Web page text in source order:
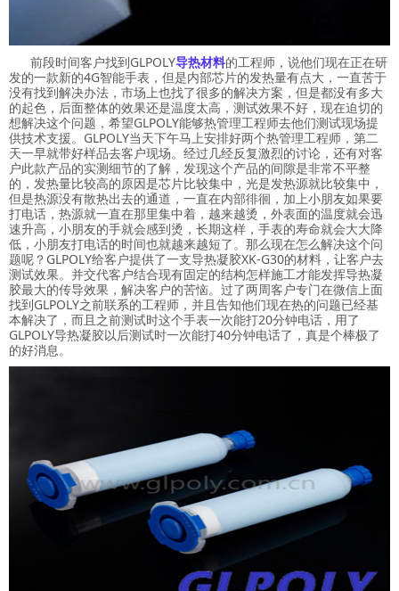
前段时间客户找到GLPOLY导热材料的工程师，说他们现在正在研
发的一款新的4G智能手表，但是内部芯片的发热量有点大，一直苦于
没有找到解决办法，市场上也找了很多的解决方案，但是都没有多大
的起色，后面整体的效果还是温度太高，测试效果不好，现在迫切的
想解决这个问题，希望GLPOLY能够热管理工程师去他们测试现场提
供技术支援。GLPOLY当天下午马上安排好两个热管理工程师，第二
天一早就带好样品去客户现场。经过几经反复激烈的讨论，还有对客
户此款产品的实测细节的了解，发现这个产品的间隙是非常不平整
的，发热量比较高的原因是芯片比较集中，光是发热源就比较集中，
但是热源没有散热出去的通道，一直在内部徘徊，加上小朋友如果要
打电话，热源就一直在那里集中着，越来越烫，外表面的温度就会迅
速升高，小朋友的手就会感到烫，长期这样，手表的寿命就会大大降
低，小朋友打电话的时间也就越来越短了。那么现在怎么解决这个问
题呢？GLPOLY给客户提供了一支导热凝胶XK-G30的材料，让客户去
测试效果。并交代客户结合现有固定的结构怎样施工才能发挥导热凝
胶最大的传导效果，解决客户的苦恼。过了两周客户专门在微信上面
找到GLPOLY之前联系的工程师，并且告知他们现在热的问题已经基
本解决了，而且之前测试时这个手表一次能打20分钟电话，用了
GLPOLY导热凝胶以后测试时一次能打40分钟电话了，真是个棒极了
的好消息。